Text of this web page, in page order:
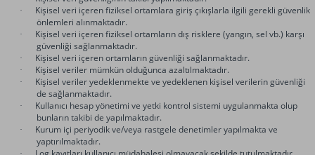
·
Kişisel veri içeren fiziksel ortamlara giriş çıkışlarla ilgili gerekli güvenlik
önlemleri alınmaktadır.
·
Kişisel veri içeren fiziksel ortamların dış risklere (yangın, sel vb.) karşı
güvenliği sağlanmaktadır.
· Kişisel veri içeren ortamların güvenliği sağlanmaktadır.
· Kişisel veriler mümkün olduğunca azaltılmaktadır.
·
Kişisel veriler yedeklenmekte ve yedeklenen kişisel verilerin güvenliği
de sağlanmaktadır.
·
Kullanıcı hesap yönetimi ve yetki kontrol sistemi uygulanmakta olup
bunların takibi de yapılmaktadır.
·
Kurum içi periyodik ve/veya rastgele denetimler yapılmakta ve
yaptırılmaktadır.